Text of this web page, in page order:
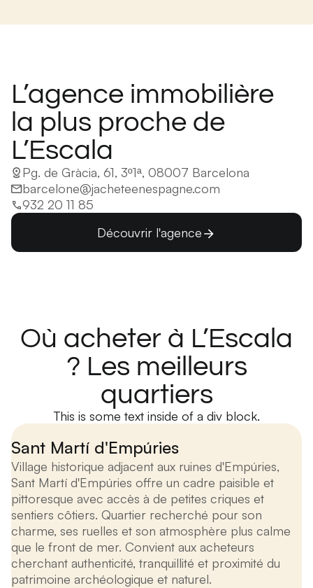
L’agence immobilière
la plus proche de
L’Escala
Pg. de Gràcia, 61, 3º1ª, 08007 Barcelona
barcelone@jacheteenespagne.com
932 20 11 85
Découvrir l'agence
Où acheter à L’Escala
? Les meilleurs
quartiers
This is some text inside of a div block.
Sant Martí d'Empúries
Village historique adjacent aux ruines d'Empúries,
Sant Martí d'Empúries offre un cadre paisible et
pittoresque avec accès à de petites criques et
sentiers côtiers. Quartier recherché pour son
charme, ses ruelles et son atmosphère plus calme
que le front de mer. Convient aux acheteurs
cherchant authenticité, tranquillité et proximité du
patrimoine archéologique et naturel.